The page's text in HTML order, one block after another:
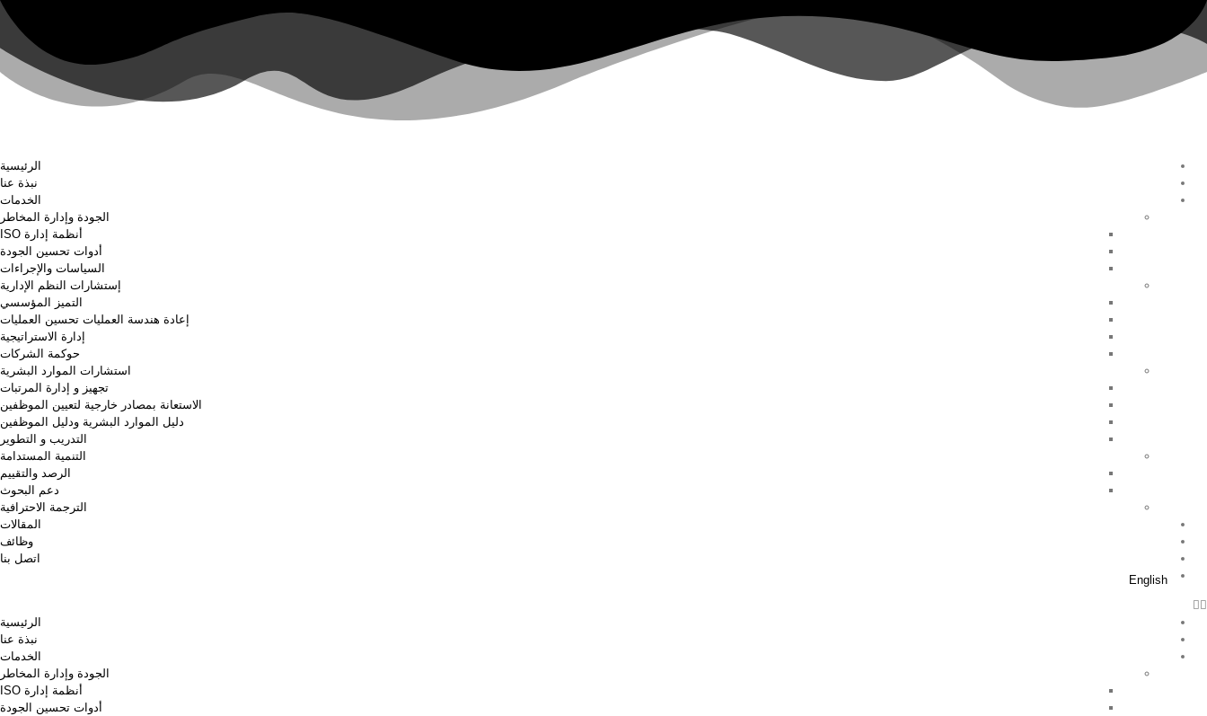
الرئيسية
نبذة عنا
الخدمات
الجودة وإدارة المخاطر
أنظمة إدارة ISO
أدوات تحسين الجودة
السياسات والإجراءات
إستشارات النظم الإدارية
التميز المؤسسي
إعادة هندسة العمليات تحسين العمليات
إدارة الاستراتيجية
حوكمة الشركات
استشارات الموارد البشرية
تجهيز و إدارة المرتبات
الاستعانة بمصادر خارجية لتعيين الموظفين
دليل الموارد البشرية ودليل الموظفين
التدريب و التطوير
التنمية المستدامة
الرصد والتقييم
دعم البحوث
الترجمة الاحترافية
المقالات
وظائف
اتصل بنا
English
الرئيسية
نبذة عنا
الخدمات
الجودة وإدارة المخاطر
أنظمة إدارة ISO
أدوات تحسين الجودة